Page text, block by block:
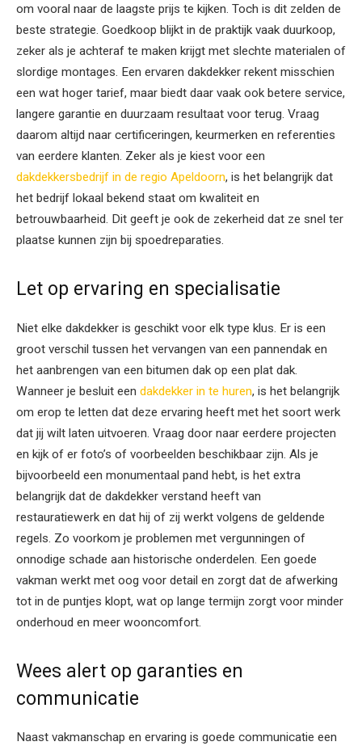
om vooral naar de laagste prijs te kijken. Toch is dit zelden de
beste strategie. Goedkoop blijkt in de praktijk vaak duurkoop,
zeker als je achteraf te maken krijgt met slechte materialen of
slordige montages. Een ervaren dakdekker rekent misschien
een wat hoger tarief, maar biedt daar vaak ook betere service,
langere garantie en duurzaam resultaat voor terug. Vraag
daarom altijd naar certificeringen, keurmerken en referenties
van eerdere klanten. Zeker als je kiest voor een
dakdekkersbedrijf in de regio Apeldoorn, is het belangrijk dat
het bedrijf lokaal bekend staat om kwaliteit en
betrouwbaarheid. Dit geeft je ook de zekerheid dat ze snel ter
plaatse kunnen zijn bij spoedreparaties.
Let op ervaring en specialisatie
Niet elke dakdekker is geschikt voor elk type klus. Er is een
groot verschil tussen het vervangen van een pannendak en
het aanbrengen van een bitumen dak op een plat dak.
Wanneer je besluit een dakdekker in te huren, is het belangrijk
om erop te letten dat deze ervaring heeft met het soort werk
dat jij wilt laten uitvoeren. Vraag door naar eerdere projecten
en kijk of er foto’s of voorbeelden beschikbaar zijn. Als je
bijvoorbeeld een monumentaal pand hebt, is het extra
belangrijk dat de dakdekker verstand heeft van
restauratiewerk en dat hij of zij werkt volgens de geldende
regels. Zo voorkom je problemen met vergunningen of
onnodige schade aan historische onderdelen. Een goede
vakman werkt met oog voor detail en zorgt dat de afwerking
tot in de puntjes klopt, wat op lange termijn zorgt voor minder
onderhoud en meer wooncomfort.
Wees alert op garanties en
communicatie
Naast vakmanschap en ervaring is goede communicatie een